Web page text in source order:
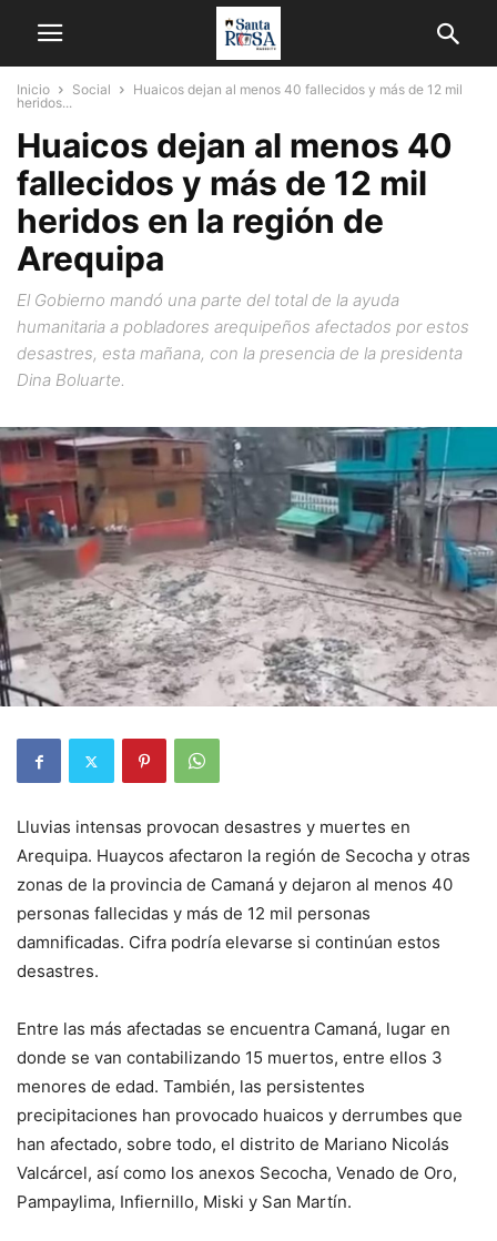
Inicio Social
Huaicos dejan al menos 40 fallecidos y más de 12 mil
heridos...
Huaicos dejan al menos 40
fallecidos y más de 12 mil
heridos en la región de
Arequipa
El Gobierno mandó una parte del total de la ayuda
humanitaria a pobladores arequipeños afectados por estos
desastres, esta mañana, con la presencia de la presidenta
Dina Boluarte.
Lluvias intensas provocan desastres y muertes en
Arequipa. Huaycos afectaron la región de Secocha y otras
zonas de la provincia de Camaná y dejaron al menos 40
personas fallecidas y más de 12 mil personas
damnificadas. Cifra podría elevarse si continúan estos
desastres.
Entre las más afectadas se encuentra Camaná, lugar en
donde se van contabilizando 15 muertos, entre ellos 3
menores de edad. También, las persistentes
precipitaciones han provocado huaicos y derrumbes que
han afectado, sobre todo, el distrito de Mariano Nicolás
Valcárcel, así como los anexos Secocha, Venado de Oro,
Pampaylima, Infiernillo, Miski y San Martín.